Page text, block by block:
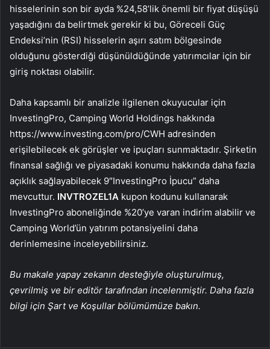
hisselerinin son bir ayda %24,58’lik önemli bir fiyat düşüşü
yaşadığını da belirtmek gerekir ki bu, Göreceli Güç
Endeksi’nin (RSI) hisselerin aşırı satım bölgesinde
olduğunu gösterdiği düşünüldüğünde yatırımcılar için bir
giriş noktası olabilir.
Daha kapsamlı bir analizle ilgilenen okuyucular için
InvestingPro, Camping World Holdings hakkında
https://www.investing.com/pro/CWH adresinden
erişilebilecek ek görüşler ve ipuçları sunmaktadır. Şirketin
finansal sağlığı ve piyasadaki konumu hakkında daha fazla
açıklık sağlayabilecek 9″InvestingPro İpucu” daha
mevcuttur. INVTROZEL1A kupon kodunu kullanarak
InvestingPro aboneliğinde %20’ye varan indirim alabilir ve
Camping World’ün yatırım potansiyelini daha
derinlemesine inceleyebilirsiniz.
Bu makale yapay zekanın desteğiyle oluşturulmuş,
çevrilmiş ve bir editör tarafından incelenmiştir. Daha fazla
bilgi için Şart ve Koşullar bölümümüze bakın.